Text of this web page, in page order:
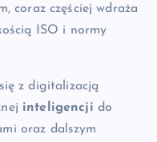
coraz częściej wdraża
ISO i normy
z digitalizacją
inteligencji do
oraz dalszym